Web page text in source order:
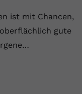
ist mit Chancen,
gute